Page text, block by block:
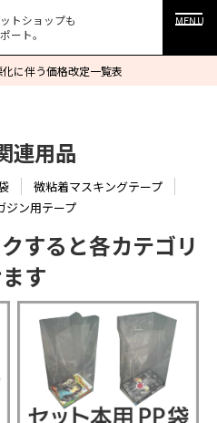
トショップも
ート。
MENU
化に伴う価格改定一覧表
連用品
微粘着マスキングテープ
ジン用テープ
すると各カテゴリ
す